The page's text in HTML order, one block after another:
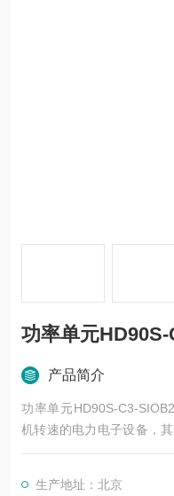
功率单元
产品简介
功率单元HD90S-C3-
机转速的电力电子设备，
扩展及维护维修的重要组
生产地址：北京